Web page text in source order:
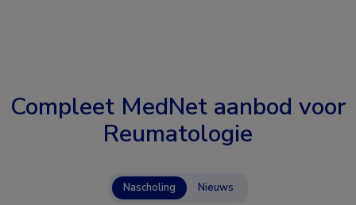
Compleet MedNet aanbod voor
Reumatologie
Nascholing Nieuws